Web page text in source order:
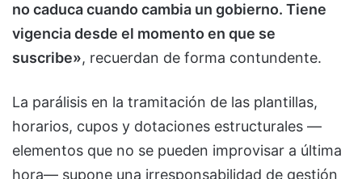
no caduca cuando cambia un gobierno. Tiene
vigencia desde el momento en que se
suscribe», recuerdan de forma contundente.
La parálisis en la tramitación de las plantillas,
horarios, cupos y dotaciones estructurales —
elementos que no se pueden improvisar a última
hora— supone una irresponsabilidad de gestión